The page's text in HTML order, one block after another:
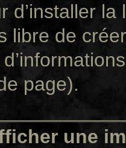
d’installer
libre de
page).
une